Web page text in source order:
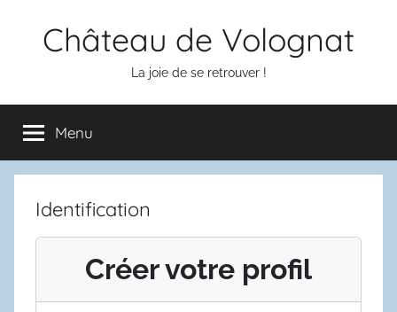
Château de Volognat
La joie de se retrouver !
Menu
Identification
Créer votre profil